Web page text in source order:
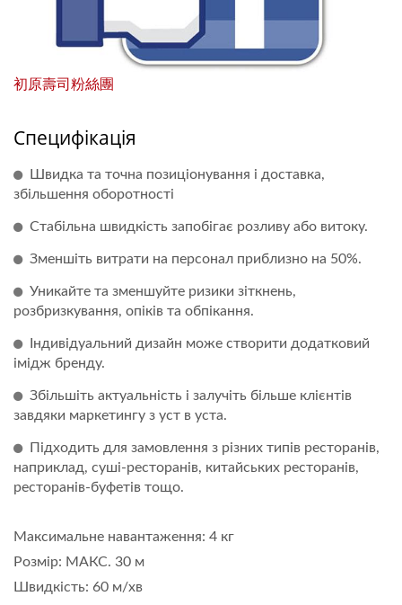
初原壽司粉絲團
Специфікація
Швидка та точна позиціонування і доставка,
збільшення оборотності
Стабільна швидкість запобігає розливу або витоку.
Зменшіть витрати на персонал приблизно на 50%.
Уникайте та зменшуйте ризики зіткнень,
розбризкування, опіків та обпікання.
Індивідуальний дизайн може створити додатковий
імідж бренду.
Збільшіть актуальність і залучіть більше клієнтів
завдяки маркетингу з уст в уста.
Підходить для замовлення з різних типів ресторанів,
наприклад, суші-ресторанів, китайських ресторанів,
ресторанів-буфетів тощо.
Максимальне навантаження: 4 кг
Розмір: МАКС. 30 м
Швидкість: 60 м/хв